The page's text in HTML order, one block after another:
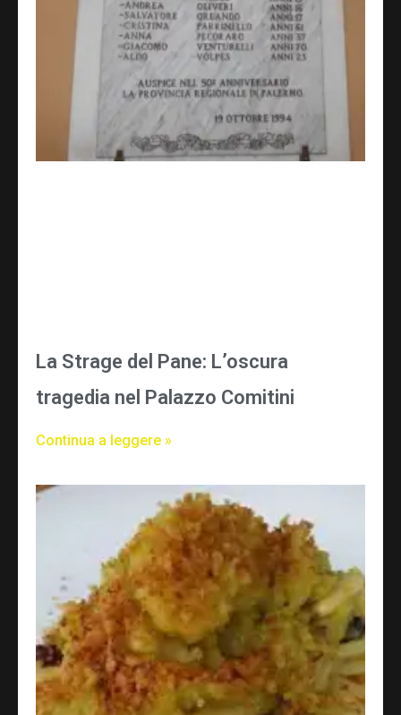
La Strage del Pane: L’oscura
tragedia nel Palazzo Comitini
Continua a leggere »